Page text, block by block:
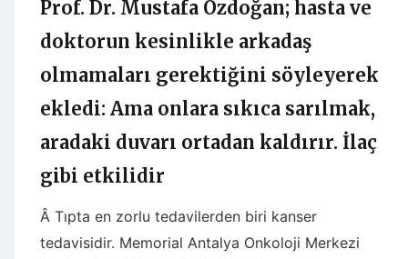
Prof. Dr. Mustafa Özdoğan; hasta ve
doktorun kesinlikle arkadaş
olmamaları gerektiğini söyleyerek
ekledi: Ama onlara sıkıca sarılmak,
aradaki duvarı ortadan kaldırır. İlaç
gibi etkilidir
Â Tıpta en zorlu tedavilerden biri kanser
tedavisidir. Memorial Antalya Onkoloji Merkezi